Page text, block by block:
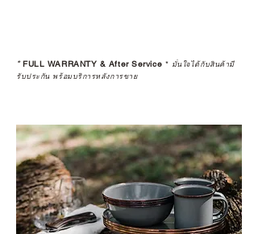
*FULL WARRANTY & After Service * มั่นใจได้กับสินค้ามี
รับประกัน พร้อมบริการหลังการขาย